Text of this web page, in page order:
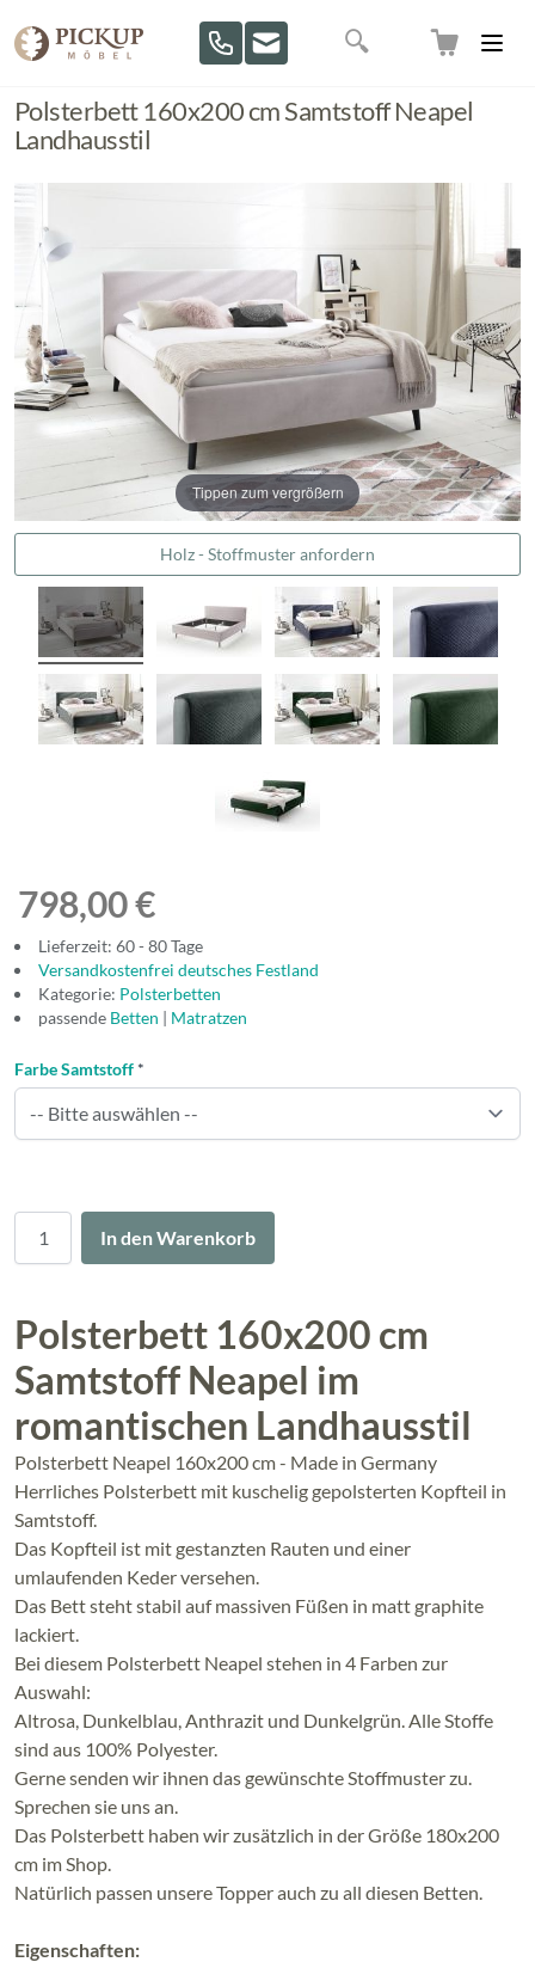
Suche
Polsterbett 160x200 cm Samtstoff Neapel
Landhausstil
Tippen zum vergrößern
Holz - Stoffmuster anfordern
798,00 €
Lieferzeit: 60 - 80 Tage
Versandkostenfrei deutsches Festland
Kategorie: Polsterbetten
passende Betten | Matratzen
In den Warenkorb
Farbe Samtstoff *
Polsterbett 160x200 cm
Samtstoff Neapel im
romantischen Landhausstil
Polsterbett Neapel 160x200 cm - Made in Germany
Herrliches Polsterbett mit kuschelig gepolsterten Kopfteil in
Samtstoff.
Das Kopfteil ist mit gestanzten Rauten und einer
umlaufenden Keder versehen.
Das Bett steht stabil auf massiven Füßen in matt graphite
lackiert.
Bei diesem Polsterbett Neapel stehen in 4 Farben zur
Auswahl:
Altrosa, Dunkelblau, Anthrazit und Dunkelgrün. Alle Stoffe
sind aus 100% Polyester.
Gerne senden wir ihnen das gewünschte Stoffmuster zu.
Sprechen sie uns an.
Das Polsterbett haben wir zusätzlich in der Größe 180x200
cm im Shop.
Natürlich passen unsere Topper auch zu all diesen Betten.
Eigenschaften: